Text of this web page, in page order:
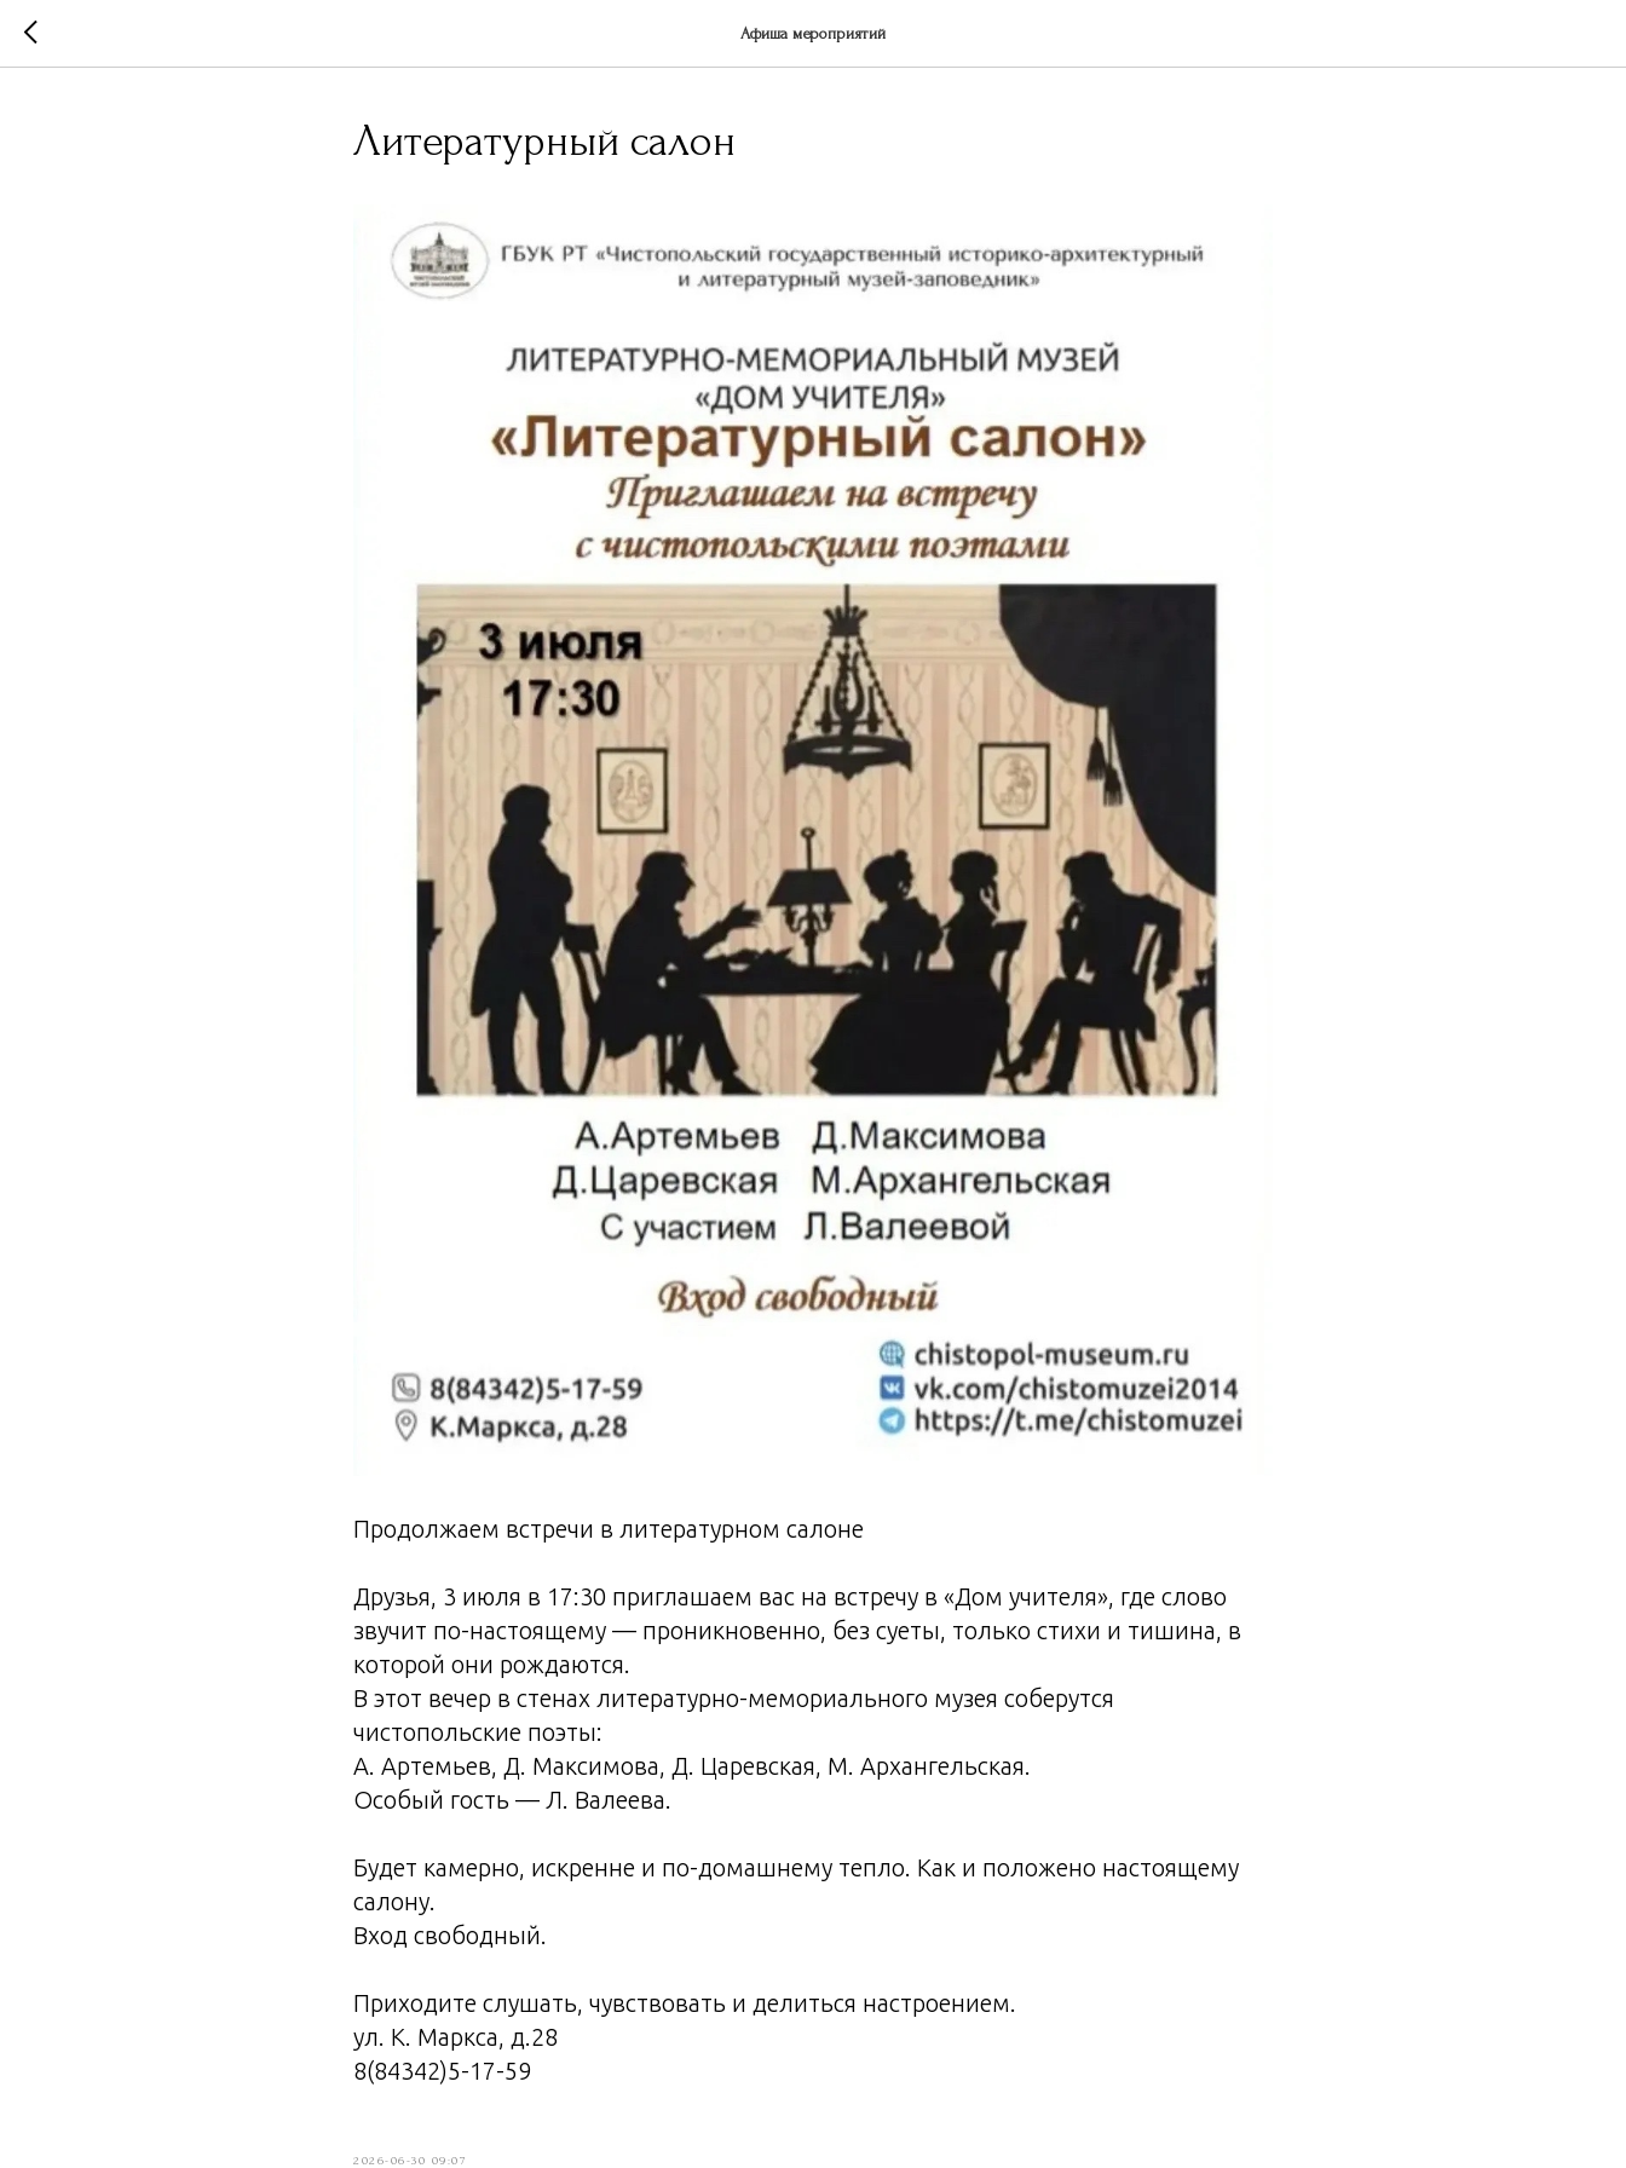
Афиша мероприятий
Литературный салон
Продолжаем встречи в литературном салоне
Друзья, 3 июля в 17:30 приглашаем вас на встречу в «Дом учителя», где слово
звучит по-настоящему — проникновенно, без суеты, только стихи и тишина, в
которой они рождаются.
В этот вечер в стенах литературно-мемориального музея соберутся
чистопольские поэты:
А. Артемьев, Д. Максимова, Д. Царевская, М. Архангельская.
Особый гость — Л. Валеева.
Будет камерно, искренне и по-домашнему тепло. Как и положено настоящему
салону.
Вход свободный.
Приходите слушать, чувствовать и делиться настроением.
ул. К. Маркса, д.28
8(84342)5-17-59
2026-06-30 09:07